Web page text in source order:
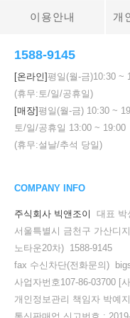
이용안내 개
1588-9145
[온라인]평일(월-금)10:30 ~
(휴무:토/일/공휴일)
[매장]평일(월-금) 10:30 ~
토/일/공휴일 13:00 ~ 19:00
(휴무:설날/추석 당일)
COMPANY INFO
주식회사 빅앤조이
대표 박
서울특별시 금천구 가산디
노타운20차) 1588-9145
fax 수신차단(전화문의)
사업자번호107-86-03700 [
개인정보관리 책임자 박예지